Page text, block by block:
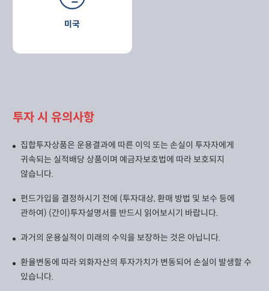
미국
투자 시 유의사항
집합투자상품은 운용결과에 따른 이익 또는 손실이 투자자에게
귀속되는 실적배당 상품이며 예금자보호법에 따라 보호되지
않습니다.
펀드가입을 결정하시기 전에 (투자대상, 환매 방법 및 보수 등에
관하여) (간이)투자설명서를 반드시 읽어보시기 바랍니다.
과거의 운용실적이 미래의 수익을 보장하는 것은 아닙니다.
환율변동에 따라 외화자산의 투자가치가 변동되어 손실이 발생할 수
있습니다.